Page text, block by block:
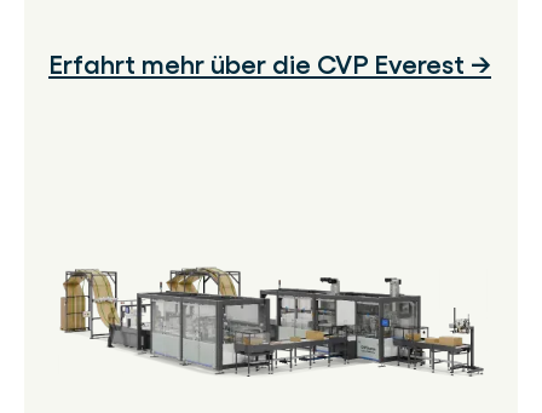
Erfahrt mehr über die CVP Everest →